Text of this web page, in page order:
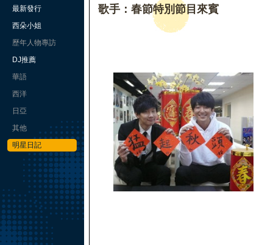
最新發行
西朵小姐
歷年人物專訪
DJ推薦
華語
西洋
日亞
其他
明星日記
歌手：春節特別節目來賓